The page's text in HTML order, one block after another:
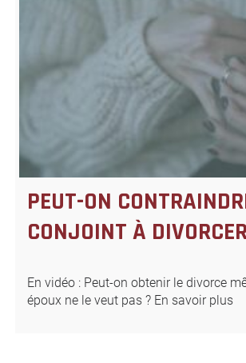
PEUT-ON
CONJOINT À
En vidéo : Peut-on obtenir le divorce
époux ne le veut pas ? En savoir plus